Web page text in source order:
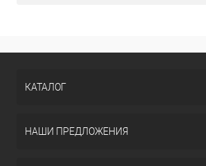
КАТАЛОГ
НАШИ ПРЕДЛОЖЕНИЯ